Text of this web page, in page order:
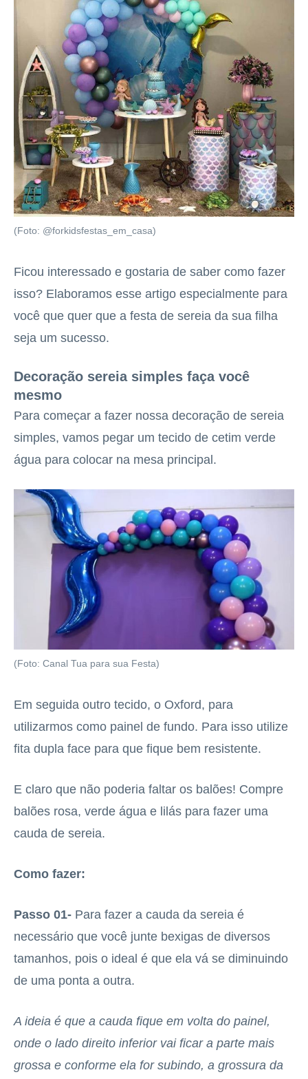
(Foto: @forkidsfestas_em_casa)
Ficou interessado e gostaria de saber como fazer
isso? Elaboramos esse artigo especialmente para
você que quer que a festa de sereia da sua filha
seja um sucesso.
Decoração sereia simples faça você
mesmo
Para começar a fazer nossa decoração de sereia
simples, vamos pegar um tecido de cetim verde
água para colocar na mesa principal.
(Foto: Canal Tua para sua Festa)
Em seguida outro tecido, o Oxford, para
utilizarmos como painel de fundo. Para isso utilize
fita dupla face para que fique bem resistente.
E claro que não poderia faltar os balões! Compre
balões rosa, verde água e lilás para fazer uma
cauda de sereia.
Como fazer:
Passo 01- Para fazer a cauda da sereia é
necessário que você junte bexigas de diversos
tamanhos, pois o ideal é que ela vá se diminuindo
de uma ponta a outra.
A ideia é que a cauda fique em volta do painel,
onde o lado direito inferior vai ficar a parte mais
grossa e conforme ela for subindo, a grossura da